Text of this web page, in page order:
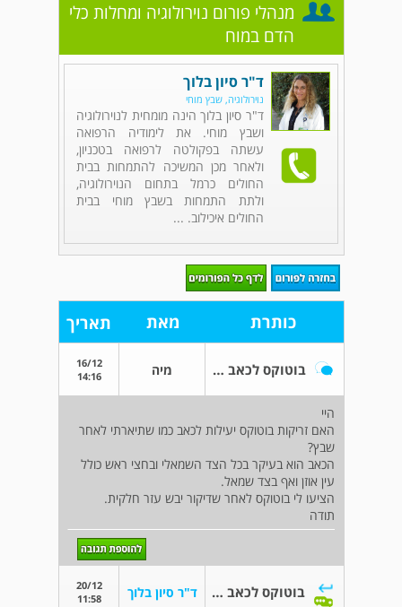
מנהלי פורום נוירולוגיה ומחלות כלי
הדם במוח
ד"ר סיון בלוך
נוירולוגיה, שבץ מוחי
ד"ר סיון בלוך הינה מומחית לנוירולוגיה
ושבץ מוחי. את לימודיה הרפואה
עשתה בפקולטה לרפואה בטכניון,
ולאחר מכן המשיכה להתמחות בבית
החולים כרמל בתחום הנוירולוגיה,
ולתת התמחות בשבץ מוחי בבית
החולים איכילוב. ...
כותרת מאת תאריך
בוטוקס לכאב מרכזי או עצבי בחצי ראש מיה
16/12
14:16
היי
האם זריקות בוטוקס יעילות לכאב כמו שתיארתי לאחר
שבץ?
הכאב הוא בעיקר בכל הצד השמאלי ובחצי ראש כולל
עין אוזן ואף בצד שמאל.
הציעו לי בוטוקס לאחר שדיקור יבש עזר חלקית.
תודה
בוטוקס לכאב מרכזי או עצבי בחצי ראש ד"ר סיון בלוך
20/12
11:58